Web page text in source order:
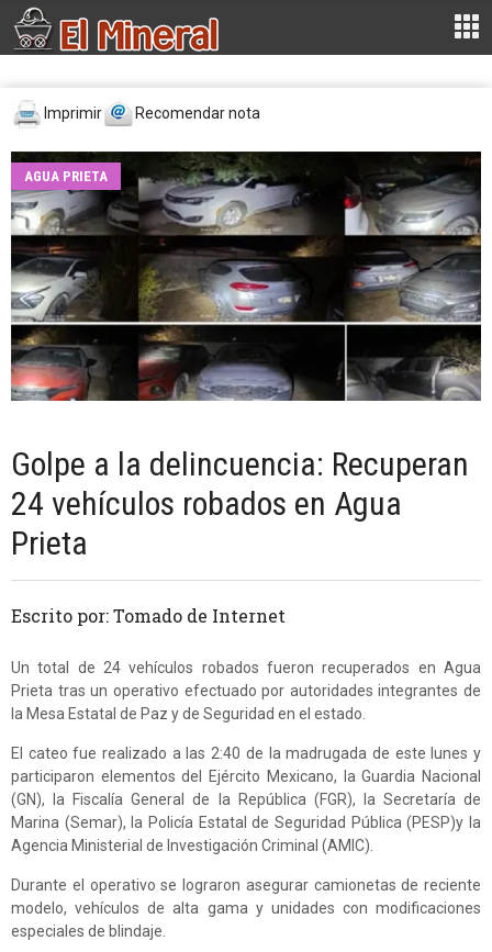
Imprimir Recomendar nota
AGUA PRIETA
Golpe a la delincuencia: Recuperan
24 vehículos robados en Agua
Prieta
Escrito por: Tomado de Internet
Un total de 24 vehículos robados fueron recuperados en Agua
Prieta tras un operativo efectuado por autoridades integrantes de
la Mesa Estatal de Paz y de Seguridad en el estado.
El cateo fue realizado a las 2:40 de la madrugada de este lunes y
participaron elementos del Ejército Mexicano, la Guardia Nacional
(GN), la Fiscalía General de la República (FGR), la Secretaría de
Marina (Semar), la Policía Estatal de Seguridad Pública (PESP)y la
Agencia Ministerial de Investigación Criminal (AMIC).
Durante el operativo se lograron asegurar camionetas de reciente
modelo, vehículos de alta gama y unidades con modificaciones
especiales de blindaje.